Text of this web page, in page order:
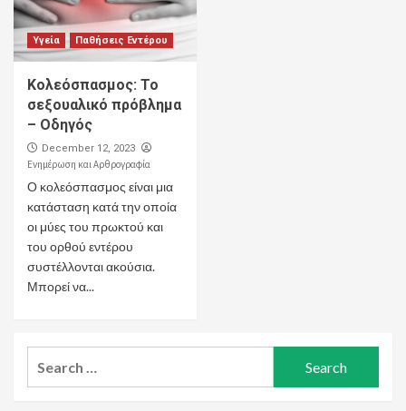
Υγεία Παθήσεις Εντέρου
Κολεόσπασμος: Το
σεξουαλικό πρόβλημα
– Οδηγός
December 12, 2023
Ενημέρωση και Αρθρογραφία
Ο κολεόσπασμος είναι μια
κατάσταση κατά την οποία
οι μύες του πρωκτού και
του ορθού εντέρου
συστέλλονται ακούσια.
Μπορεί να...